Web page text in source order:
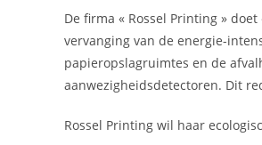
De firma « Rossel Printing »
vervanging van de energie-
papieropslagruimtes en de
aanwezigheidsdetectoren. Dit
Rossel Printing wil haar